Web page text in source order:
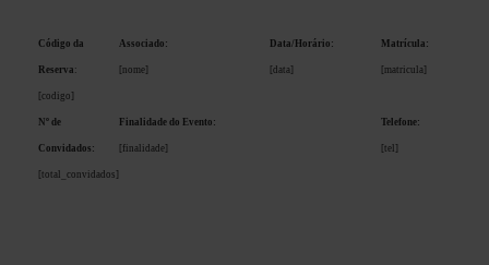
Código da
Reserva :
[codigo]
Associado:
[nome]
Data/Horário:
[data]
Matrícula:
[matricula]
Nº de
Convidados:
[total_convidados]
Finalidade do Evento:
[finalidade]
Telefone:
[tel]